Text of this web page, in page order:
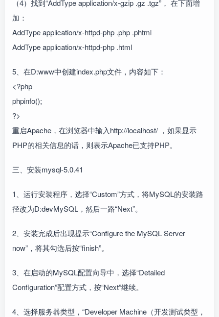
（4）找到“AddType application/x-gzip .gz .tgz”， 在下面增
加：
AddType application/x-httpd-php .php .phtml
AddType application/x-httpd-php .html
5、在D:www中创建index.php文件，内容如下：
<?php
phpinfo();
?>
重启Apache，在浏览器中输入http://localhost/ ，如果显示
PHP的相关信息的话，则表示Apache已支持PHP。
三、安装mysql-5.0.41
1、运行安装程序，选择“Custom”方式，将MySQL的安装路
径改为D:devMySQL，然后一路“Next”。
2、安装完成后出现提示“Configure the MySQL Server
now”，将其勾选后按“finish”。
3、在启动的MySQL配置向导中，选择“Detailed
Configuration”配置方式，按“Next”继续。
4、选择服务器类型，“Developer Machine（开发测试类型，